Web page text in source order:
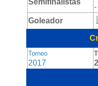
-
Goleador
Torneo
2017